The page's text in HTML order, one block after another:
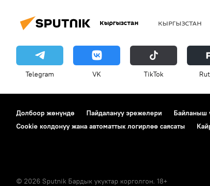
Кыргызстан КЫРГЫЗСТАН
Telegram VK ТikТоk
Долбоор жөнүндө Пайдалануу эрежелери Байланыш
Cookie колдонуу жана автоматтык логирлөө саясаты
© 2026 Sputnik Бардык укуктар корголгон. 18+